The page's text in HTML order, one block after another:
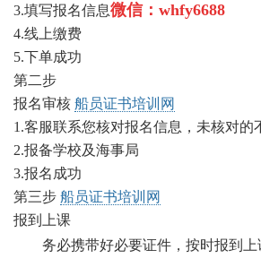
3.填写报名信息微信：whfy6688
4.线上缴费
5.下单成功
第二步
报名审核 船员证书培训网
1.客服联系您核对报名信息，未核对的
2.报备学校及海事局
3.报名成功
第三步 船员证书培训网
报到上课
务必携带好必要证件，按时报到上